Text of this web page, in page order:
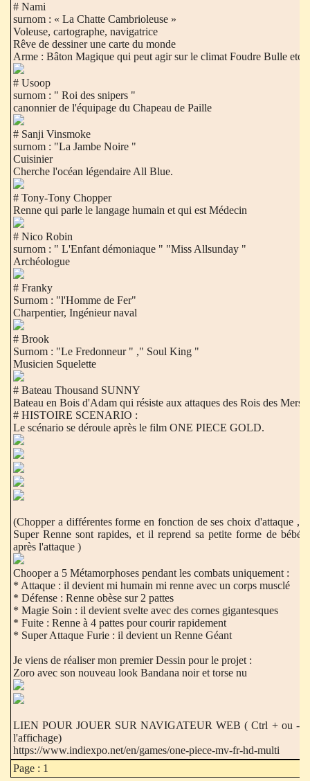
Page : 1
# Nami
surnom : « La Chatte Cambrioleuse »
Voleuse, cartographe, navigatrice
Rêve de dessiner une carte du monde
Arme : Bâton Magique qui peut agir sur le climat Foudre Bulle etc
# Usoop
surnom : " Roi des snipers "
canonnier de l'équipage du Chapeau de Paille
# Sanji Vinsmoke
surnom : "La Jambe Noire "
Cuisinier
Cherche l'océan légendaire All Blue.
# Tony-Tony Chopper
Renne qui parle le langage humain et qui est Médecin
# Nico Robin
surnom : " L'Enfant démoniaque " "Miss Allsunday "
Archéologue
# Franky
Surnom : "l'Homme de Fer"
Charpentier, Ingénieur naval
# Brook
Surnom : "Le Fredonneur " ," Soul King "
Musicien Squelette
# Bateau Thousand SUNNY
Bateau en Bois d'Adam qui résiste aux attaques des Rois des Mers !
# HISTOIRE SCENARIO :
Le scénario se déroule après le film ONE PIECE GOLD.
(Chopper a différentes forme en fonction de ses choix d'attaque ,
Super Renne sont rapides, et il reprend sa petite forme de bébé
après l'attaque )
Chooper a 5 Métamorphoses pendant les combats uniquement :
* Attaque : il devient mi humain mi renne avec un corps musclé
* Défense : Renne obèse sur 2 pattes
* Magie Soin : il devient svelte avec des cornes gigantesques
* Fuite : Renne à 4 pattes pour courir rapidement
* Super Attaque Furie : il devient un Renne Géant
Je viens de réaliser mon premier Dessin pour le projet :
Zoro avec son nouveau look Bandana noir et torse nu
LIEN POUR JOUER SUR NAVIGATEUR WEB ( Ctrl + ou -
l'affichage)
https://www.indiexpo.net/en/games/one-piece-mv-fr-hd-multi